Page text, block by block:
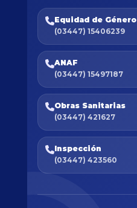
Equidad de Género
(03447) 15406239
ANAF
(03447) 15497187
Obras Sanitarias
(03447) 421627
Inspección
(03447) 423560